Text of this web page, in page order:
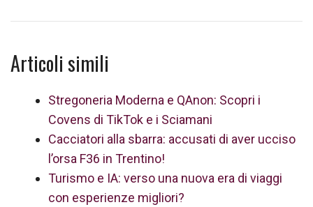
Articoli simili
Stregoneria Moderna e QAnon: Scopri i
Covens di TikTok e i Sciamani
Cacciatori alla sbarra: accusati di aver ucciso
l’orsa F36 in Trentino!
Turismo e IA: verso una nuova era di viaggi
con esperienze migliori?